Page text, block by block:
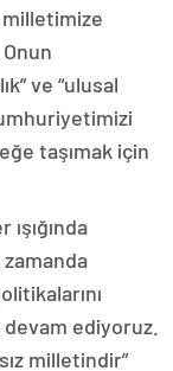
ve “ulusal
taşımak için
ediyoruz.
milletindir”